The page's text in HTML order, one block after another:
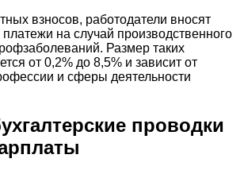
взносов, работодатели вносят
на случай производственного
Размер таких
от 0,2% до 8,5% и зависит от
и сферы деятельности
проводки